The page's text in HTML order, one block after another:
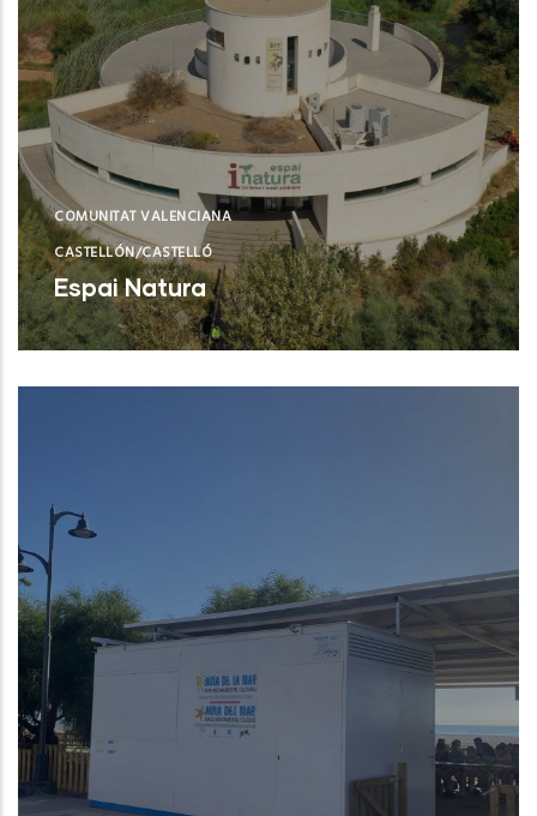
COMUNITAT VALENCIANA
CASTELLÓN/CASTELLÓ
Espai Natura
Torreblanca (Castelló/Castellón)